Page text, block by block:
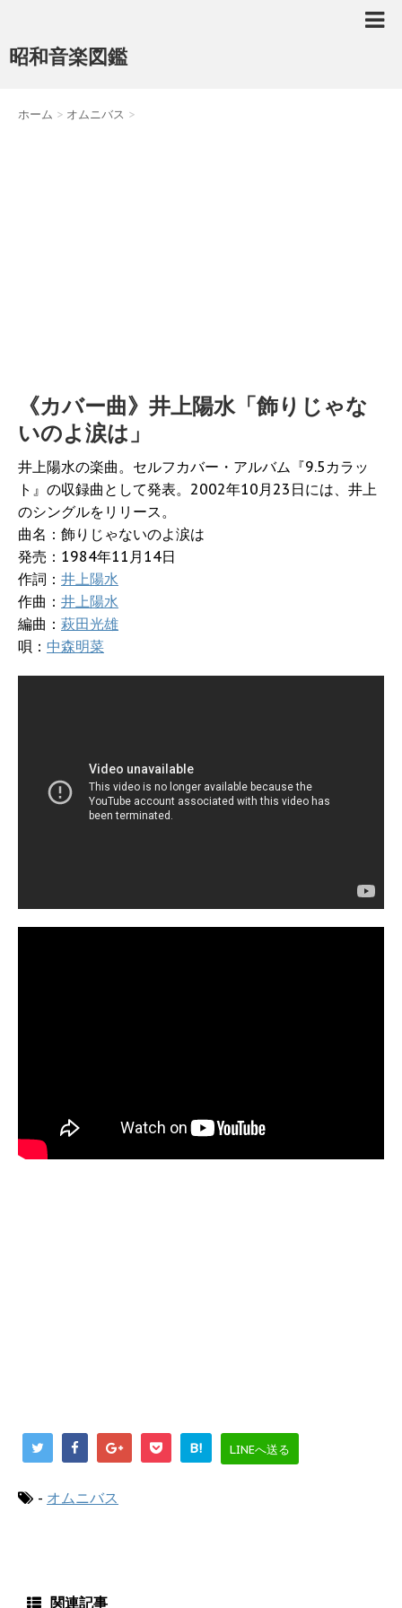
昭和音楽図鑑
ホーム > オムニバス >
《カバー曲》井上陽水「飾りじゃな
いのよ涙は」
井上陽水の楽曲。セルフカバー・アルバム『9.5カラッ
ト』の収録曲として発表。2002年10月23日には、井上
のシングルをリリース。
曲名：飾りじゃないのよ涙は
発売：1984年11月14日
作詞： 井上陽水
作曲： 井上陽水
編曲： 萩田光雄
唄： 中森明菜
B! LINEへ送る
- オムニバス
関連記事